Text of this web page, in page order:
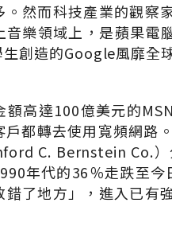
。然而科技產業的觀察
音樂領域上，是蘋果電
創造的Google風靡全
額高達100億美元的
都轉去使用寬頻網路
C. Bernstein Co.
年代的36％走跌至
錯了地方」，進入已有